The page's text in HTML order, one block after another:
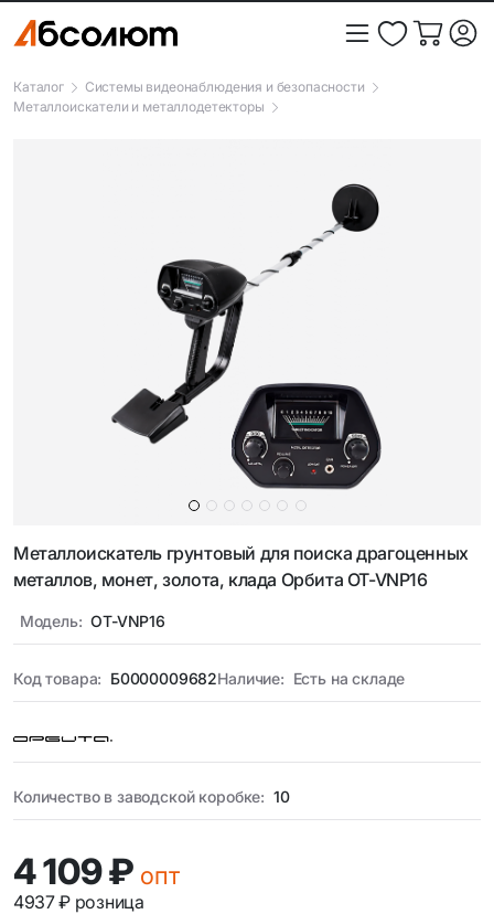
Каталог
Системы видеонаблюдения и безопасности
Металлоискатели и металлодетекторы
Металлоискатель грунтовый для поиска драгоценных
металлов, монет, золота, клада Орбита OT-VNP16
Модель:OT-VNP16
Код товара: Б0000009682Наличие: Есть на складе
Количество в заводской коробке: 10
4 109 ₽ опт
4937 ₽ розница